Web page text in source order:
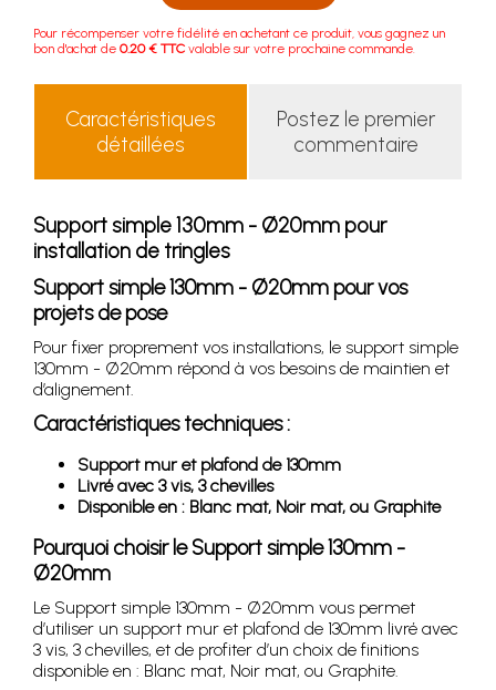
Pour récompenser votre fidélité en achetant ce produit, vous gagnez un
bon d'achat de 0.20 € TTC valable sur votre prochaine commande.
Caractéristiques
détaillées
Postez le premier
commentaire
Support simple 130mm - Ø20mm pour
installation de tringles
Support simple 130mm - Ø20mm pour vos
projets de pose
Pour fixer proprement vos installations, le support simple
130mm - Ø20mm répond à vos besoins de maintien et
d’alignement.
Caractéristiques techniques :
Support mur et plafond de 130mm
Livré avec 3 vis, 3 chevilles
Disponible en : Blanc mat, Noir mat, ou Graphite
Pourquoi choisir le Support simple 130mm -
Ø20mm
Le Support simple 130mm - Ø20mm vous permet
d’utiliser un support mur et plafond de 130mm livré avec
3 vis, 3 chevilles, et de profiter d’un choix de finitions
disponible en : Blanc mat, Noir mat, ou Graphite.